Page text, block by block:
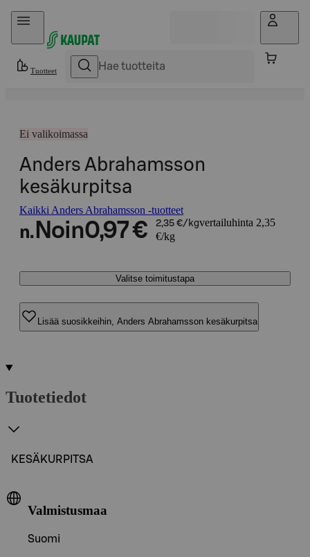
Hyppää sisältöön
Tuotteet
Ei valikoimassa
Anders Abrahamsson
kesäkurpitsa
Kaikki Anders Abrahamsson -tuotteet
n. Noin0,97 € 2,35 €/kgvertailuhinta 2,35
€/kg
Valitse toimitustapa
Lisää suosikkeihin, Anders Abrahamsson kesäkurpitsa
Tuotetiedot
KESÄKURPITSA
Valmistusmaa
Suomi